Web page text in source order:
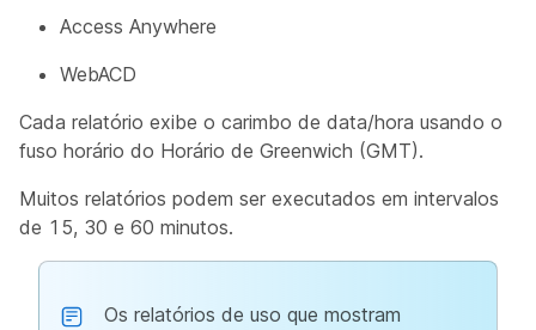
Access Anywhere
WebACD
Cada relatório exibe o carimbo de data/hora usando o
fuso horário do Horário de Greenwich (GMT).
Muitos relatórios podem ser executados em intervalos
de 15, 30 e 60 minutos.
Os relatórios de uso que mostram